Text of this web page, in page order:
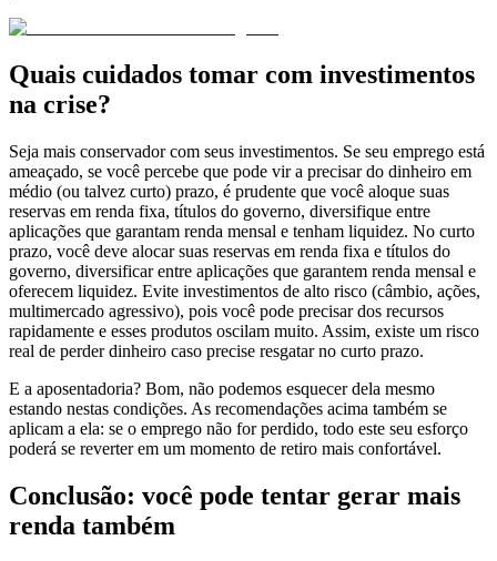
Quais cuidados tomar com investimentos
na crise?
Seja mais conservador com seus investimentos. Se seu emprego está
ameaçado, se você percebe que pode vir a precisar do dinheiro em
médio (ou talvez curto) prazo, é prudente que você aloque suas
reservas em renda fixa, títulos do governo, diversifique entre
aplicações que garantam renda mensal e tenham liquidez. No curto
prazo, você deve alocar suas reservas em renda fixa e títulos do
governo, diversificar entre aplicações que garantem renda mensal e
oferecem liquidez. Evite investimentos de alto risco (câmbio, ações,
multimercado agressivo), pois você pode precisar dos recursos
rapidamente e esses produtos oscilam muito. Assim, existe um risco
real de perder dinheiro caso precise resgatar no curto prazo.
E a aposentadoria? Bom, não podemos esquecer dela mesmo
estando nestas condições. As recomendações acima também se
aplicam a ela: se o emprego não for perdido, todo este seu esforço
poderá se reverter em um momento de retiro mais confortável.
Conclusão: você pode tentar gerar mais
renda também